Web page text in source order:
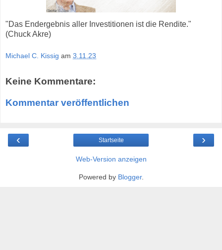
"Das Endergebnis aller Investitionen ist die Rendite."
(Chuck Akre)
Michael C. Kissig am 3.11.23
Keine Kommentare:
Kommentar veröffentlichen
‹ ›
Startseite
Web-Version anzeigen
Powered by Blogger.